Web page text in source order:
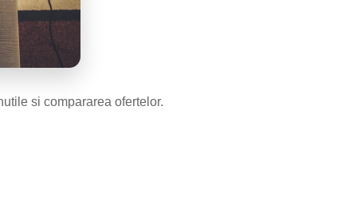
si compararea ofertelor.